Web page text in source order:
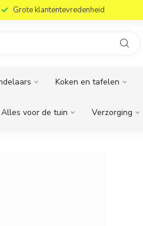
Grote klantentevredenheid
Koken en tafelen
Alles voor de tuin Verzorging